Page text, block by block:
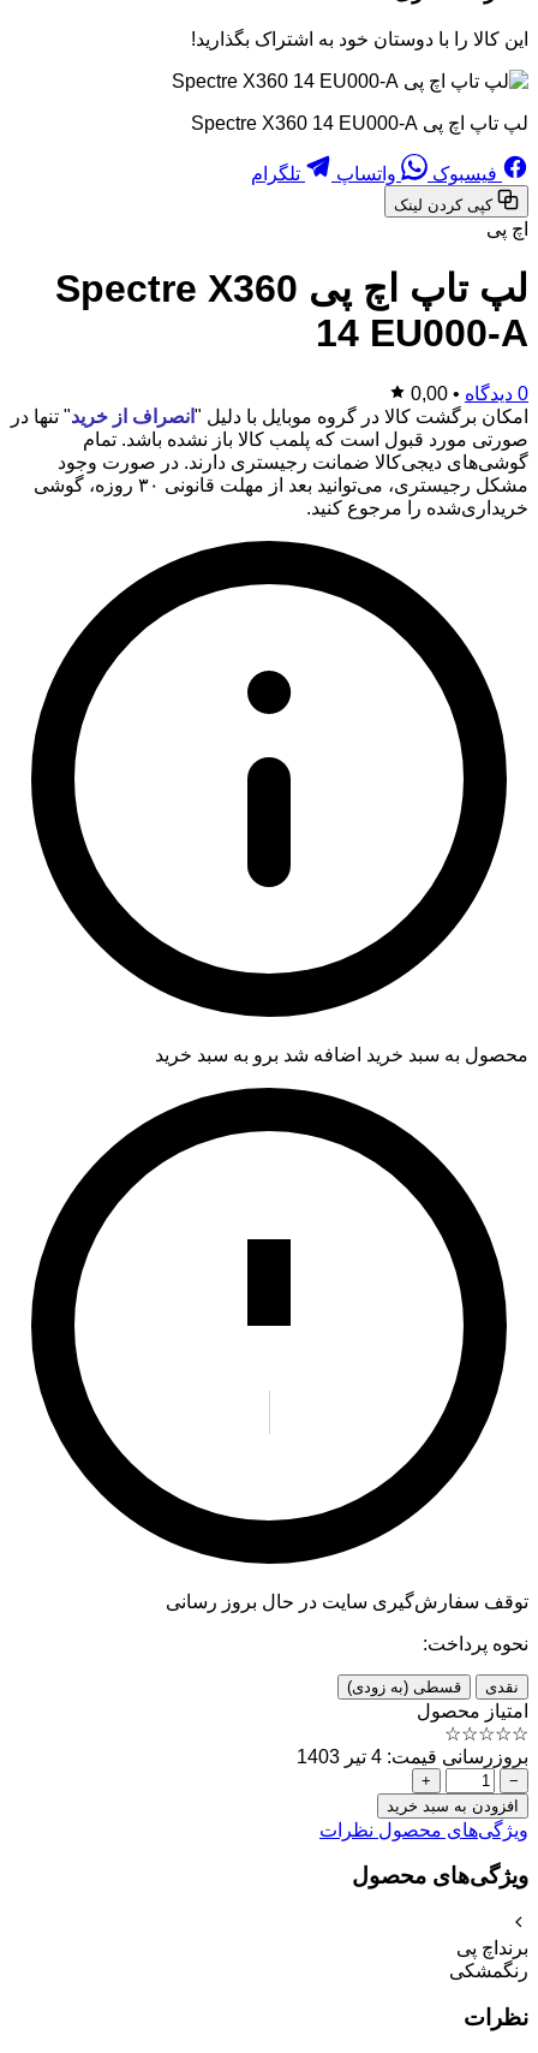
این کالا را با دوستان خود به اشتراک بگذارید!
لپ تاپ اچ پی Spectre X360 14 EU000-A
فیسبوک واتساپ تلگرام
کپی کردن لینک
اچ پی
لپ تاپ اچ پی Spectre X360
14 EU000-A
0 دیدگاه •
0,00
امکان برگشت کالا در گروه موبایل با دلیل " انصراف از خرید" تنها در
صورتی مورد قبول است که پلمب کالا باز نشده باشد. تمام
گوشی‌های دیجی‌کالا ضمانت رجیستری دارند. در صورت وجود
مشکل رجیستری، می‌توانید بعد از مهلت قانونی ۳۰ روزه، گوشی
خریداری‌شده را مرجوع کنید.
محصول به سبد خرید اضافه شد برو به سبد خرید
توقف سفارش‌گیری سایت در حال بروز رسانی
نحوه پرداخت:
نقدی قسطی (به زودی)
امتیاز محصول
☆
☆
☆
☆
☆
بروزرسانی قیمت: 4 تیر 1403
−
+
افزودن به سبد خرید
ویژگی‌های محصول نظرات
ویژگی‌های محصول
برند اچ پی
رنگمشکی
نظرات